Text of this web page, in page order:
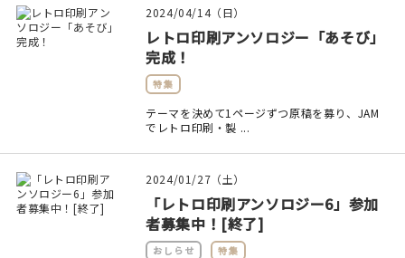
ギャラリー
マイアカウント
2024/04/14（日）
レトロ印刷アンソロジー「あそび」
完成！
特集
テーマを決めて1ページずつ原稿を募り、JAM
でレトロ印刷・製 ...
2024/01/27（土）
「レトロ印刷アンソロジー6」参加
者募集中！[終了]
おしらせ 特集